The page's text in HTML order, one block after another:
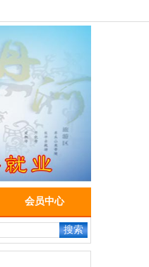
会员中心
搜索